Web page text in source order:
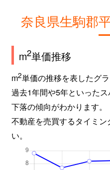
奈良県生駒郡
m2単価推移
m2単価の推移を表したグラ
過去1年間や5年といった
下落の傾向がわかります。
不動産を売買するタイミ
い。